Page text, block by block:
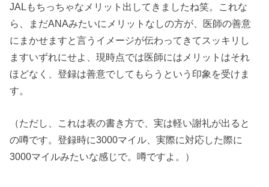
JALもちっちゃなメリット出してきましたね笑。これな
ら、まだANAみたいにメリットなしの方が、医師の善意
にまかせますと言うイメージが伝わってきてスッキリし
ますいずれにせよ、現時点では医師にはメリットはそれ
ほどなく、登録は善意でしてもらうという印象を受けま
す。
（ただし、これは表の書き方で、実は軽い謝礼が出ると
の噂です。登録時に3000マイル、実際に対応した際に
3000マイルみたいな感じで。噂ですよ。）